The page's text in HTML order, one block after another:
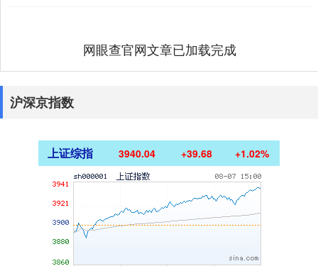
网眼查官网文章已加载完成
沪深京指数
上证综指 3940.04 +39.68 +1.02%